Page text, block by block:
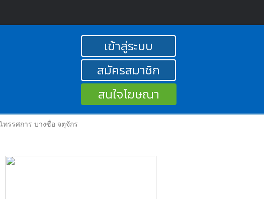
เข้าสู่ระบบ
สมัครสมาชิก
สนใจโฆษณา
รรศการ บางซื่อ จตุจักร